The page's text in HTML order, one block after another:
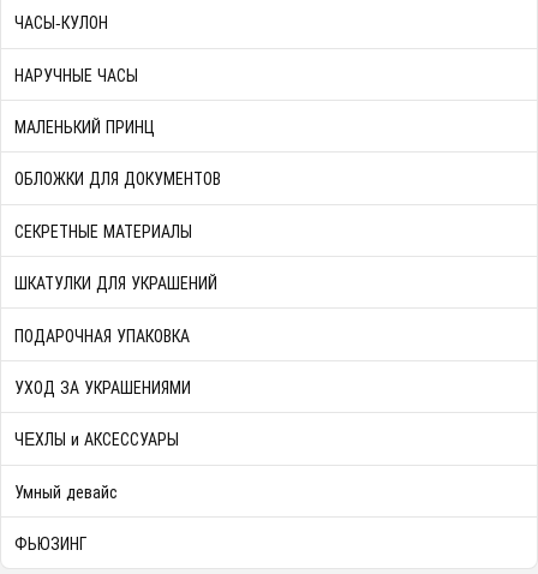
ЧАСЫ-КУЛОН
НАРУЧНЫЕ ЧАСЫ
МАЛЕНЬКИЙ ПРИНЦ
ОБЛОЖКИ ДЛЯ ДОКУМЕНТОВ
СЕКРЕТНЫЕ МАТЕРИАЛЫ
ШКАТУЛКИ ДЛЯ УКРАШЕНИЙ
ПОДАРОЧНАЯ УПАКОВКА
УХОД ЗА УКРАШЕНИЯМИ
ЧEХЛЫ и АКСЕССУАРЫ
Умный девайс
ФЬЮЗИНГ